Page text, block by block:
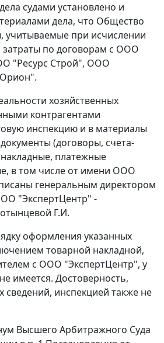
судами установлено и
дела, что Общество
учитываемые при исчислении
затраты по договорам с ООО
"Ресурс Строй", ООО
хозяйственных
контрагентами
инспекцию и в материалы
(договоры, счета-
платежные
в том числе от имени ООО
генеральным директором
"ЭкспертЦентр" -
Г.И.
оформления указанных
товарной накладной,
с ООО "ЭкспертЦентр", у
имеется. Достоверность,
сведений, инспекцией также не
Высшего Арбитражного Суда